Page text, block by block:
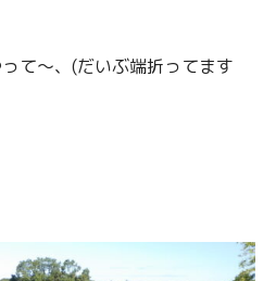
て～、(だいぶ端折ってます